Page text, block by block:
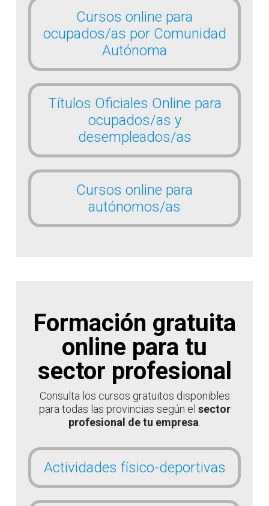
Cursos online para
ocupados/as por Comunidad
Autónoma
Títulos Oficiales Online para
ocupados/as y
desempleados/as
Cursos online para
autónomos/as
Formación gratuita
online para tu
sector profesional
Consulta los cursos gratuitos disponibles
para todas las provincias según el sector
profesional de tu empresa
Actividades físico-deportivas